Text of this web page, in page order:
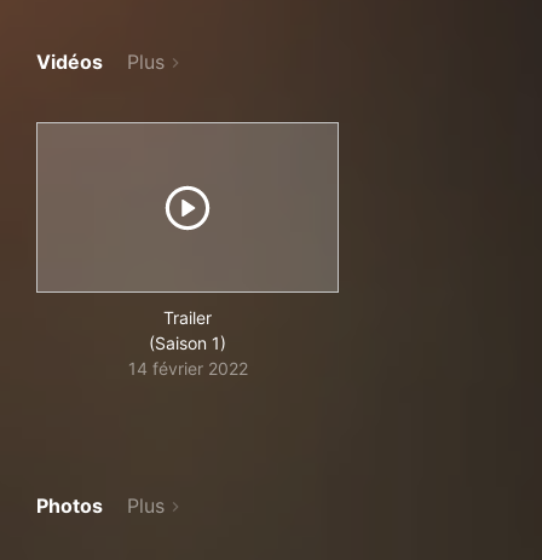
Vidéos Plus
Trailer
(Saison 1)
14 février 2022
Photos Plus